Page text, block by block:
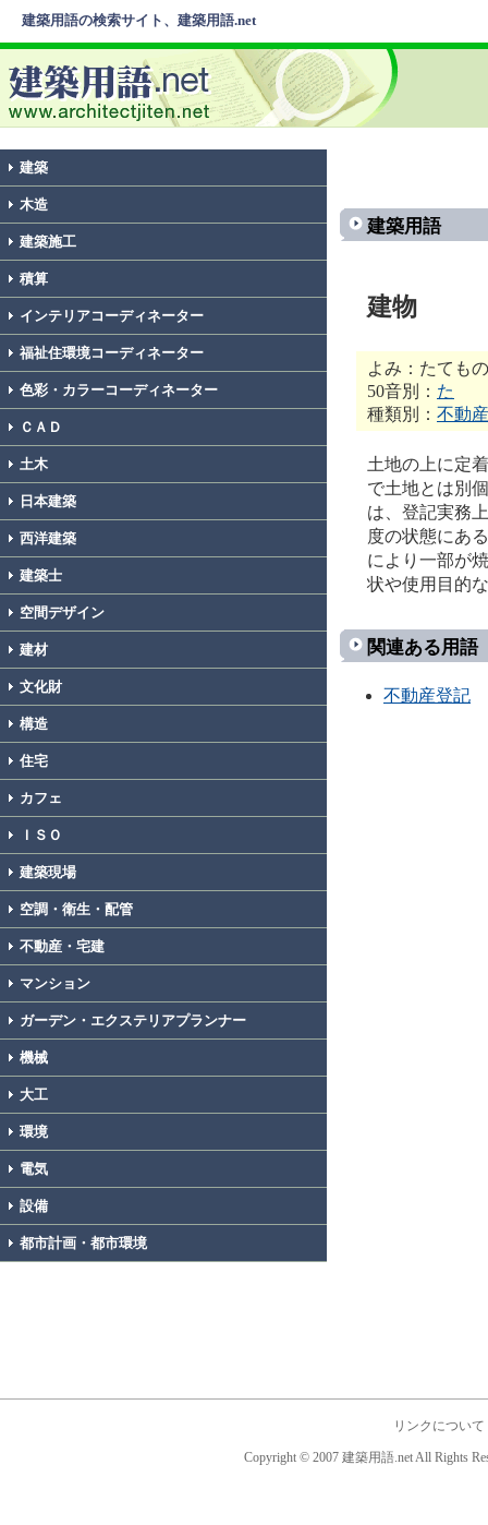
建築用語の検索サイト、建築用語.net
建築
木造
建築施工
積算
インテリアコーディネーター
福祉住環境コーディネーター
色彩・カラーコーディネーター
ＣＡＤ
土木
日本建築
西洋建築
建築士
空間デザイン
建材
文化財
構造
住宅
カフェ
ＩＳＯ
建築現場
空調・衛生・配管
不動産・宅建
マンション
ガーデン・エクステリアプランナー
機械
大工
環境
電気
設備
都市計画・都市環境
建築用語
建物
よみ：たてもの
50音別： た
種類別： 不動
土地の上に定
で土地とは別
は、登記実務
度の状態にあ
により一部が
状や使用目的
関連ある用語
不動産登記
リンクについて
Copyright © 2007 建築用語.net All Rights